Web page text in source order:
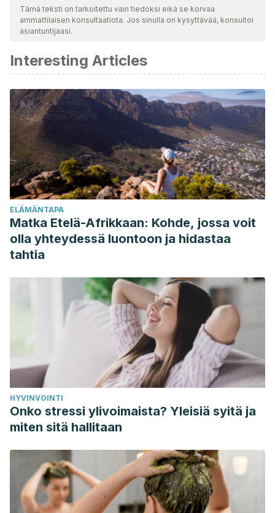
toimesta varmistaaksemme niiden laadun, luotettavuuden,
ajantasaisuuden ja pätevyyden. Tämän artikkelin bibliografia
Bolaños Alfaro JD. Convivencia limpia en casa: Un
programa ambiental que va más allá del reciclaje.
Universidad de Costa Rica 2008;9(16)
Monlau PF.
Nociones de higiene doméstica y gobierno de la
casa.
Tämä teksti on tarkoitettu vain tiedoksi eikä se korvaa
ammattilaisen konsultaatiota. Jos sinulla on kysyttävää, konsultoi
asiantuntijaasi.
Interesting Articles
ELÄMÄNTAPA
Matka Etelä-Afrikkaan: Kohde, jossa voit
olla yhteydessä luontoon ja hidastaa
tahtia
HYVINVOINTI
Onko stressi ylivoimaista? Yleisiä syitä ja
miten sitä hallitaan